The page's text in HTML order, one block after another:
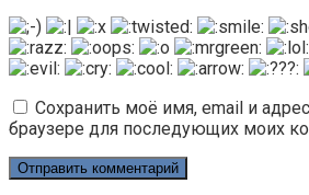
Сохранить моё имя, email и
браузере для последующих моих